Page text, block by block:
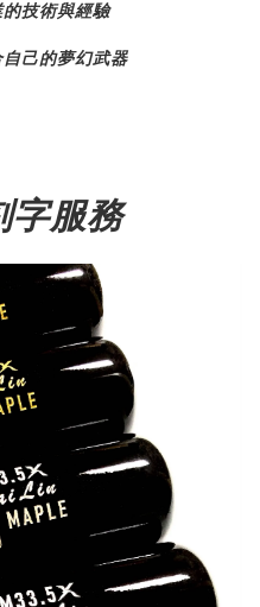
技術與經驗
己的夢幻武器
字服務